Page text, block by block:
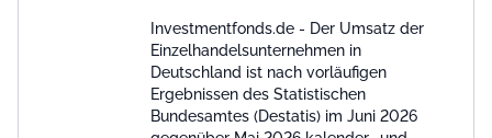
Investmentfonds.de - Der Umsatz der
Einzelhandelsunternehmen in
Deutschland ist nach vorläufigen
Ergebnissen des Statistischen
Bundesamtes (Destatis) im Juni 2026